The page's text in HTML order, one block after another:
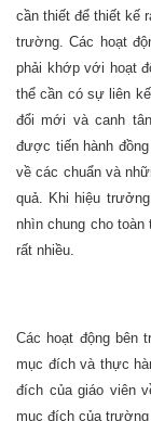
cần thiết để thiết kế
trường. Các hoạt
phải khớp với hoạt
thể cần có sự liên
đổi mới và canh
được tiến hành
về các chuẩn và
quả. Khi hiệu
nhìn chung cho
rất nhiều.
Các hoạt động bên
mục đích và thực
đích của giáo viên
mục đích của